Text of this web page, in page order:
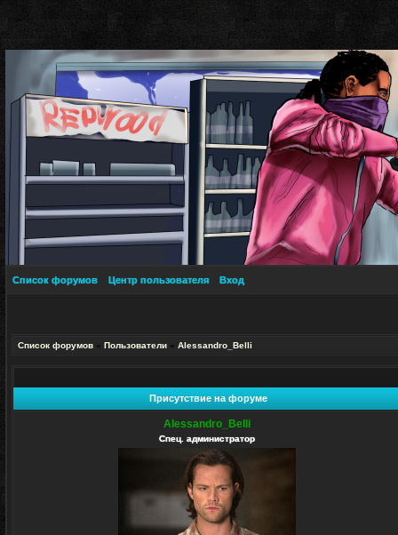
Список форумов Центр пользователя Вход
Список форумов » Пользователи » Alessandro_Belli
Присутствие на форуме
Alessandro_Belli
Спец. администратор